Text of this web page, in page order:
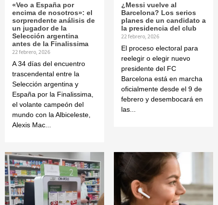
«Veo a España por
encima de nosotros»: el
sorprendente análisis de
un jugador de la
Selección argentina
antes de la Finalissima
22 febrero, 2026
A 34 días del encuentro
trascendental entre la
Selección argentina y
España por la Finalissima,
el volante campeón del
mundo con la Albiceleste,
Alexis Mac...
¿Messi vuelve al
Barcelona? Los serios
planes de un candidato a
la presidencia del club
22 febrero, 2026
El proceso electoral para
reelegir o elegir nuevo
presidente del FC
Barcelona está en marcha
oficialmente desde el 9 de
febrero y desembocará en
las...